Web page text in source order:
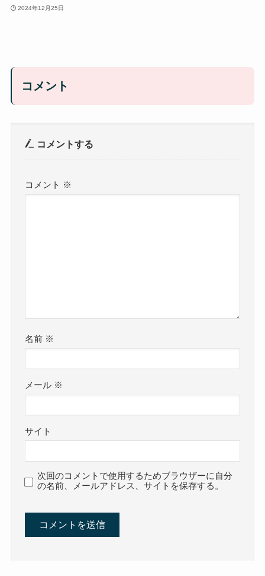
2024年12月25日
コメント
コメントする
コメント ※
名前 ※
メール ※
サイト
次回のコメントで使用するためブラウザーに自分
の名前、メールアドレス、サイトを保存する。